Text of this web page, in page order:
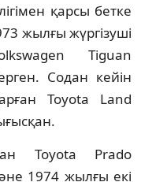
қарсы бетке
жылғы жүргізуші
Tiguan
Содан кейін
Toyota Land
Toyota Prado
1974 жылғы екі